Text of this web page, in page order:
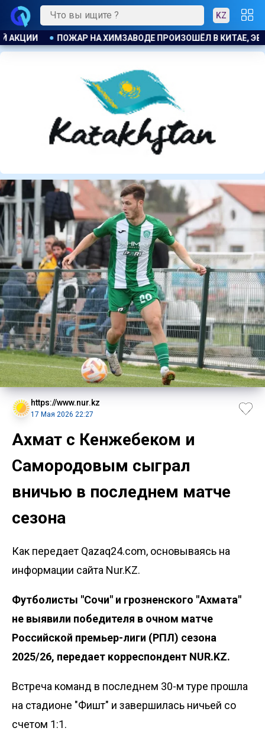
KZ
ЭВАКУИРОВАЛИ БОЛЕЕ 1200 ЧЕЛОВЕК КОСТАНАЕЦ
https://www.nur.kz
17 Мая 2026 22:27
Ахмат с Кенжебеком и
Самородовым сыграл
вничью в последнем матче
сезона
Как передает Qazaq24.com, основываясь на
информации сайта Nur.KZ.
Футболисты "Сочи" и грозненского "Ахмата"
не выявили победителя в очном матче
Российской премьер-лиги (РПЛ) сезона
2025/26, передает корреспондент NUR.KZ.
Встреча команд в последнем 30-м туре прошла
на стадионе "Фишт" и завершилась ничьей со
счетом 1:1.